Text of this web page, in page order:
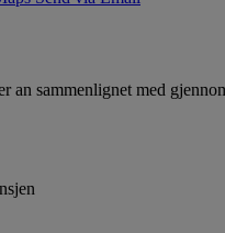
sammenlignet med